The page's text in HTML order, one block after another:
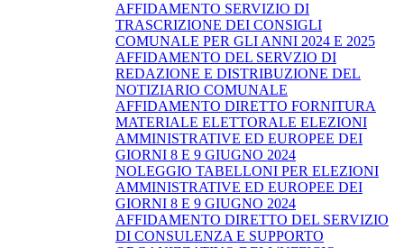
AFFIDAMENTO SERVIZIO DI
TRASCRIZIONE DEI CONSIGLI
COMUNALE PER GLI ANNI 2024 E 2025
AFFIDAMENTO DEL SERVZIO DI
REDAZIONE E DISTRIBUZIONE DEL
NOTIZIARIO COMUNALE
AFFIDAMENTO DIRETTO FORNITURA
MATERIALE ELETTORALE ELEZIONI
AMMINISTRATIVE ED EUROPEE DEI
GIORNI 8 E 9 GIUGNO 2024
NOLEGGIO TABELLONI PER ELEZIONI
AMMINISTRATIVE ED EUROPEE DEI
GIORNI 8 E 9 GIUGNO 2024
AFFIDAMENTO DIRETTO DEL SERVIZIO
DI CONSULENZA E SUPPORTO